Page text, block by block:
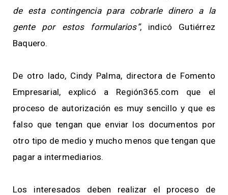
de esta contingencia para cobrarle dinero a la
gente por estos formularios”, indicó Gutiérrez
Baquero.
De otro lado, Cindy Palma, directora de Fomento
Empresarial, explicó a Región365.com que el
proceso de autorización es muy sencillo y que es
falso que tengan que enviar los documentos por
otro tipo de medio y mucho menos que tengan que
pagar a intermediarios.
Los interesados deben realizar el proceso de